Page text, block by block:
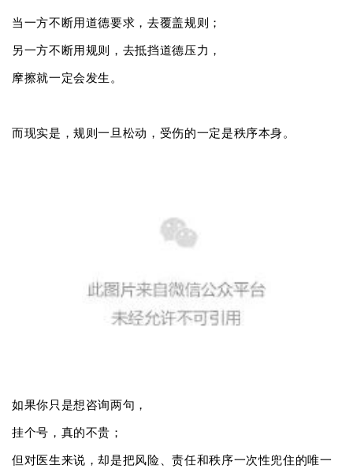
当一方不断用道德要求，去覆盖规则；
另一方不断用规则，去抵挡道德压力，
摩擦就一定会发生。
而现实是，规则一旦松动，受伤的一定是秩序本身。
如果你只是想咨询两句，
挂个号，真的不贵；
但对医生来说，却是把风险、责任和秩序一次性兜住的唯一